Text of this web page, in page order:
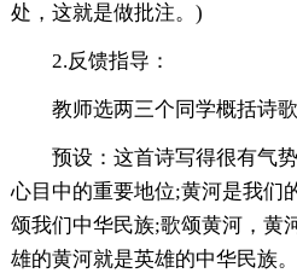
处，这就是做批注。)
2.反馈指导：
教师选两三个同学概括诗
预设：这首诗写得很有气
心目中的重要地位;黄河是我们
颂我们中华民族;歌颂黄河，黄
雄的黄河就是英雄的中华民族。